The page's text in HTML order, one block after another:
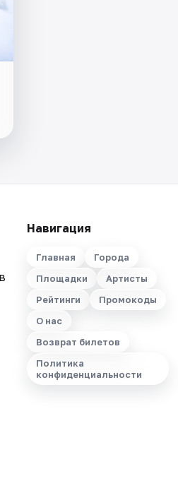
Навигация
Главная
Города
Площадки
Артисты
Рейтинги
Промокоды
О нас
Возврат билетов
Политика
конфиденциальности